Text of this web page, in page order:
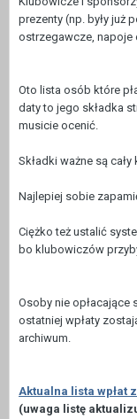
prezenty (np. były już
ostrzegawcze, napoje
Oto lista osób które
daty to jego składka
musicie ocenić.
Składki ważne są
Najlepiej sobie
Ciężko też ustalić
bo klubowiczów
Osoby nie opłacające
ostatniej wpłaty
archiwum.
Aktualna lista wpłat
(uwaga listę